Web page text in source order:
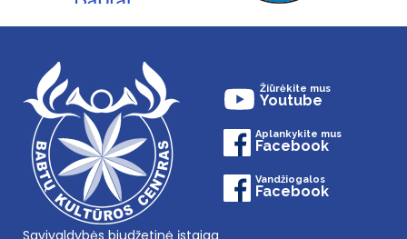
Žiūrėkite mus
Youtube
Aplankykite mus
Facebook
Vandžiogalos
Facebook
Savivaldybės biudžetinė įstaiga